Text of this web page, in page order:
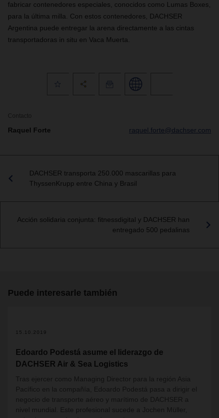
fabricar contenedores especiales, conocidos como Lumas Boxes,
para la última milla. Con estos contenedores , DACHSER
Argentina puede entregar la arena directamente a las cintas
transportadoras in situ en Vaca Muerta.
Contacto
Raquel Forte raquel.forte@dachser.com
DACHSER transporta 250.000 mascarillas para
ThyssenKrupp entre China y Brasil
Acción solidaria conjunta: fitnessdigital y DACHSER han
entregado 500 pedalinas
Puede interesarle también
15.10.2019
Edoardo Podestá asume el liderazgo de
DACHSER Air & Sea Logistics
Tras ejercer como Managing Director para la región Asia
Pacífico en la compañía , Edoardo Podestá
pasa a dirigir el
negocio de transporte aéreo y marítimo de DACHSER a
nivel mundial . Este profesional sucede a Jochen Müller,